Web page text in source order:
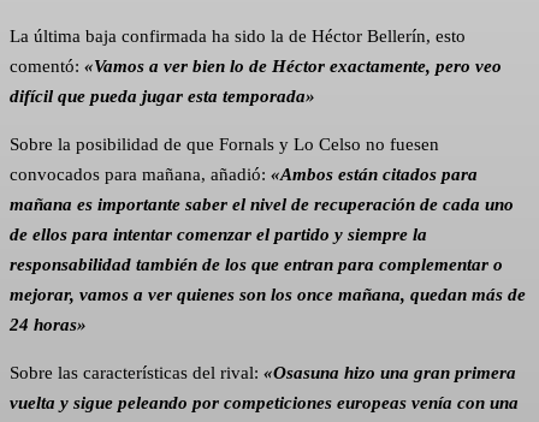
La última baja confirmada ha sido la de Héctor Bellerín, esto
comentó: «Vamos a ver bien lo de Héctor exactamente, pero veo
difícil que pueda jugar esta temporada»
Sobre la posibilidad de que Fornals y Lo Celso no fuesen
convocados para mañana, añadió: «Ambos están citados para
mañana es importante saber el nivel de recuperación de cada uno
de ellos para intentar comenzar el partido y siempre la
responsabilidad también de los que entran para complementar o
mejorar, vamos a ver quienes son los once mañana, quedan más de
24 horas»
Sobre las características del rival: «Osasuna hizo una gran primera
vuelta y sigue peleando por competiciones europeas venía con una